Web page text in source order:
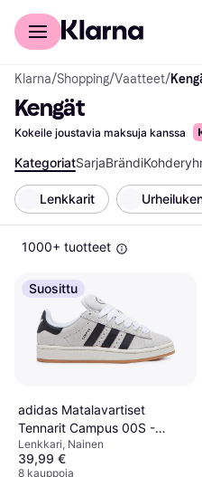
Kuluttajille
Klarna/Shopping/Vaatteet/
Kengät
Kokeile joustavia maksuja kanssa
KategoriatSarjaBrändi
Lenkkarit
1000+ tuotteet
Suosittu
adidas Matalavartiset
Tennarit Campus 00S -
Musta/Luonnonvalkoinen
Lenkkari, Nainen
39,99 €
8 kauppoja